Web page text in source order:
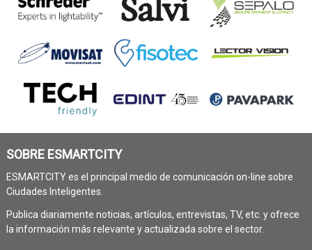
SOBRE ESMARTCITY
ESMARTCITY es el principal medio de comunicación on-line sobre
Ciudades Inteligentes.
Publica diariamente noticias, artículos, entrevistas, TV, etc. y ofrece
la información más relevante y actualizada sobre el sector.